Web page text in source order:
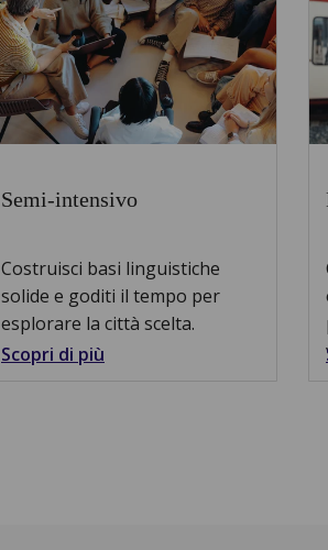
Semi-intensivo
Costruisci basi linguistiche
solide e goditi il tempo per
esplorare la città scelta.
Scopri di più